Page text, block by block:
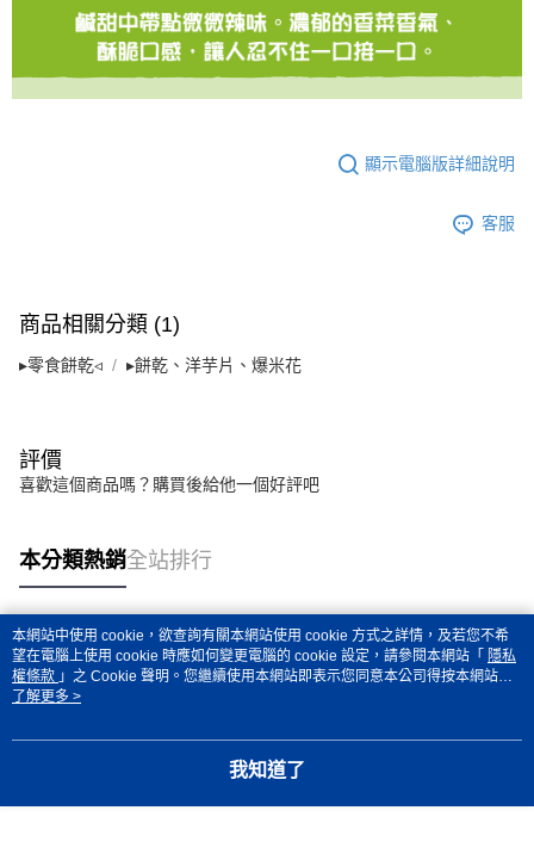
※ 交易是否成功請以「AFTEE先享後付 」之結帳頁面顯示為準，若有關於
是否繳費成功／繳費後需取消欲退款等相關疑問，請聯繫「AFTEE先享後付
易，需依本服務之必要範圍內提供個人資料，並將交易相關給付款項請求債
時審查核予不同之上限額度；若仍有額度不足之情形，本公司將視審查結果
５．嚴禁一人註冊多個帳號或使用他人資訊註冊。若發現惡意使用之情形，
顯示電腦版詳細說明
客服
商品相關分類 (1)
▸零食餅乾◃ ▸餅乾、洋芋片、爆米花
評價
喜歡這個商品嗎？購買後給他一個好評吧
本分類熱銷全站排行
熱門標籤
本網站中使用 cookie，欲查詢有關本網站使用 cookie 方式之詳情，及若您不希
望在電腦上使用 cookie 時應如何變更電腦的 cookie 設定，請參閱本網站「 隱私
權條款 」之 Cookie 聲明。您繼續使用本網站即表示您同意本公司得按本網站使
用條款之 Cookie 聲明使用 cookie。
了解更多 >
我知道了